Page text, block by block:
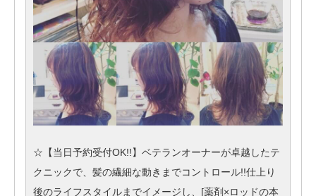
☆【当日予約受付OK!!】ベテランオーナーが卓越したテ
クニックで、髪の繊細な動きまでコントロール!!仕上り
後のライフスタイルまでイメージし、[薬剤×ロッドの本